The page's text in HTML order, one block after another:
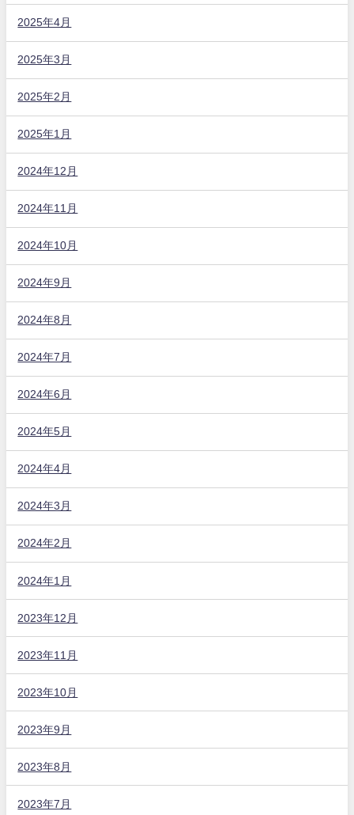
2025年4月
2025年3月
2025年2月
2025年1月
2024年12月
2024年11月
2024年10月
2024年9月
2024年8月
2024年7月
2024年6月
2024年5月
2024年4月
2024年3月
2024年2月
2024年1月
2023年12月
2023年11月
2023年10月
2023年9月
2023年8月
2023年7月